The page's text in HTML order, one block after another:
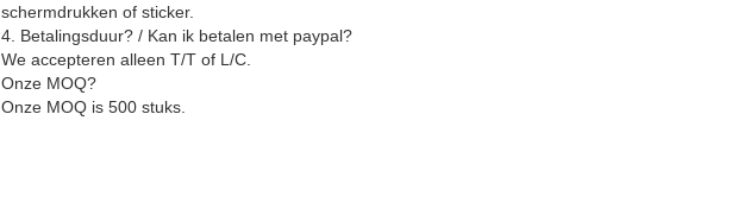
schermdrukken of sticker.
4. Betalingsduur? / Kan ik betalen met paypal?
We accepteren alleen T/T of L/C.
Onze MOQ?
Onze MOQ is 500 stuks.